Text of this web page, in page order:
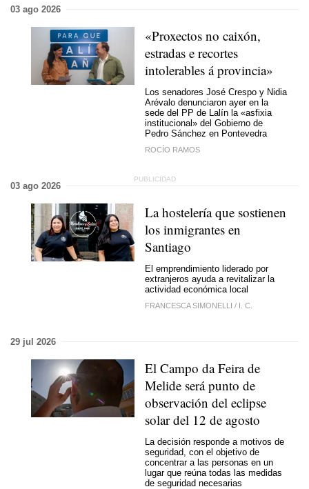
03 ago 2026
«Proxectos no caixón,
estradas e recortes
intolerables á provincia»
Los senadores José Crespo y Nidia
Arévalo denunciaron ayer en la
sede del PP de Lalín la «asfixia
institucional» del Gobierno de
Pedro Sánchez en Pontevedra
ROCÍO RAMOS
03 ago 2026
La hostelería que sostienen
los inmigrantes en
Santiago
El emprendimiento liderado por
extranjeros ayuda a revitalizar la
actividad económica local
FRANCESCA SIMONELLI / I. C.
29 jul 2026
El Campo da Feira de
Melide será punto de
observación del eclipse
solar del 12 de agosto
La decisión responde a motivos de
seguridad, con el objetivo de
concentrar a las personas en un
lugar que reúna todas las medidas
de seguridad necesarias